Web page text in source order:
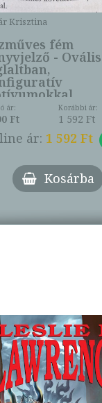
Krisztina
fém
- Ovális
ár:
Ft
Korábbi ár:
1 592 Ft
ár: 1 592 Ft
Kosárba